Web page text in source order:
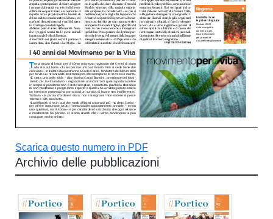
Scarica questo numero in PDF
Archivio delle pubblicazioni